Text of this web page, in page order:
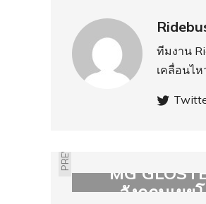
ทีมงาน
เคลื่อนไ
PREVIOUS
MG
อังกฤษเผย